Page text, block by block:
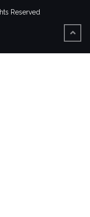
Reserved